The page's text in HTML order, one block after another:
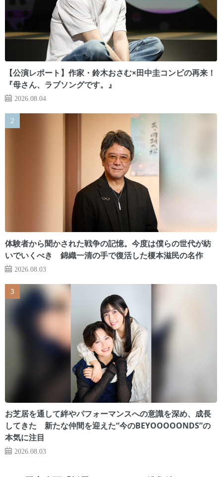
【公演レポート】作家・鈴木おさむ×田中圭コンビの再来！
『母さん、ラブソングです。』
2026.08.04
体験者から聞かされた戦争の記憶。今度は僕らの世代が紡
いでいくべき 錦織一清の手で復活した榎本滋民の名作
2026.08.03
お芝居を通して絆やパフォーマンスへの意識を深め、成長
してきた 新たな仲間を迎えた“今のBEYOOOOONDS”の
本気に注目
2026.08.03